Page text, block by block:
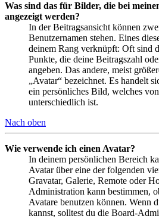
Was sind das für Bilder, die bei
angezeigt werden?
In der Beitragsansicht können
Benutzernamen stehen. Eines
deinem Rang verknüpft: Oft sind
Punkte, die deine Beitragszahl
angeben. Das andere, meist
„Avatar“ bezeichnet. Es handelt
ein persönliches Bild, welches
unterschiedlich ist.
Nach oben
Wie verwende ich einen Avatar?
In deinem persönlichen Bereich
Avatar über eine der folgenden
Gravatar, Galerie, Remote oder
Administration kann bestimmen,
Avatare benutzen können. Wenn
kannst, solltest du die Board-